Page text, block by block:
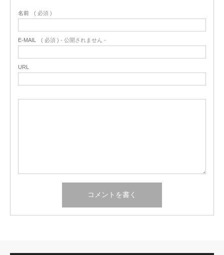
名前 ( 必須 )
E-MAIL ( 必須 ) - 公開されません -
URL